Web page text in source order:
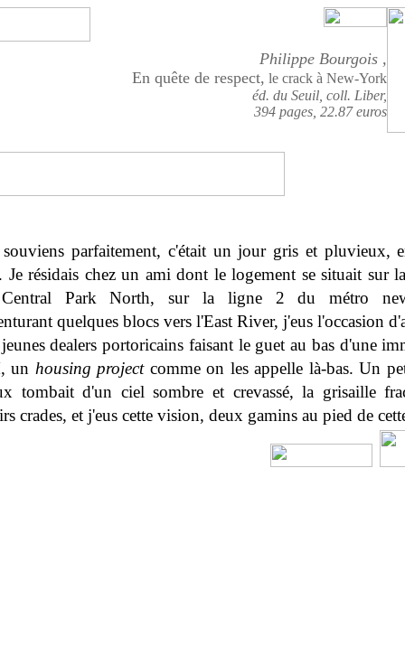
Philippe Bourgois ,
En quête de respect, le crack à New-York
éd. du Seuil, coll. Liber,
394 pages, 22.87 euros
parfaitement, c'était un jour gris et pluvieux,
Je résidais chez un ami dont le logement se situait sur
Park North, sur la ligne 2 du métro
quelques blocs vers l'East River, j'eus l'occasion
dealers portoricains faisant le guet au bas d'une
un housing projectcomme on les appelle là-bas. Un
tombait d'un ciel sombre et crevassé, la grisaille
crades, et j'eus cette vision, deux gamins au pied de